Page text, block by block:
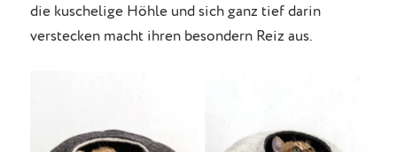
die kuschelige Höhle und sich ganz tief darin
verstecken macht ihren besondern Reiz aus.